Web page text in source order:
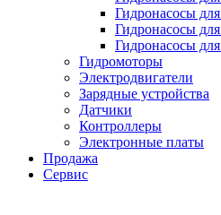
Гидронасосы
Гидронасосы
Гидронасосы
Гидромоторы
Электродвигатели
Зарядные устройства
Датчики
Контроллеры
Электронные платы
Продажа
Сервис